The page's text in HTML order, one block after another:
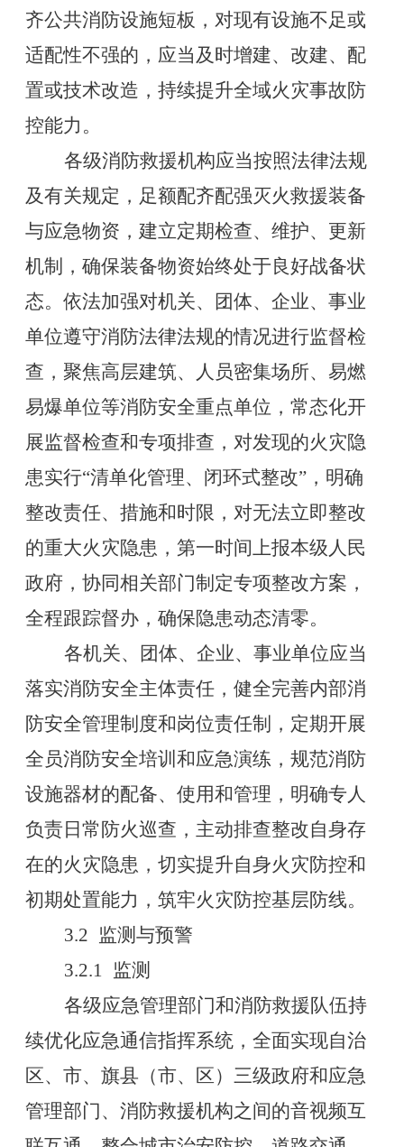
齐公共消防设施短板，对现有设施不足或
适配性不强的，应当及时增建、改建、配
置或技术改造，持续提升全域火灾事故防
控能力。
各级消防救援机构应当按照法律法规
及有关规定，足额配齐配强灭火救援装备
与应急物资，建立定期检查、维护、更新
机制，确保装备物资始终处于良好战备状
态。依法加强对机关、团体、企业、事业
单位遵守消防法律法规的情况进行监督检
查，聚焦高层建筑、人员密集场所、易燃
易爆单位等消防安全重点单位，常态化开
展监督检查和专项排查，对发现的火灾隐
患实行“清单化管理、闭环式整改”，明确
整改责任、措施和时限，对无法立即整改
的重大火灾隐患，第一时间上报本级人民
政府，协同相关部门制定专项整改方案，
全程跟踪督办，确保隐患动态清零。
各机关、团体、企业、事业单位应当
落实消防安全主体责任，健全完善内部消
防安全管理制度和岗位责任制，定期开展
全员消防安全培训和应急演练，规范消防
设施器材的配备、使用和管理，明确专人
负责日常防火巡查，主动排查整改自身存
在的火灾隐患，切实提升自身火灾防控和
初期处置能力，筑牢火灾防控基层防线。
3.2 监测与预警
3.2.1 监测
各级应急管理部门和消防救援队伍持
续优化应急通信指挥系统，全面实现自治
区、市、旗县（市、区）三级政府和应急
管理部门、消防救援机构之间的音视频互